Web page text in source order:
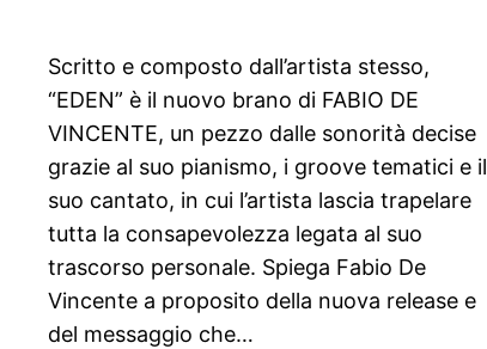
Scritto e composto dall’artista stesso,
“EDEN” è il nuovo brano di FABIO DE
VINCENTE, un pezzo dalle sonorità decise
grazie al suo pianismo, i groove tematici e il
suo cantato, in cui l’artista lascia trapelare
tutta la consapevolezza legata al suo
trascorso personale. Spiega Fabio De
Vincente a proposito della nuova release e
del messaggio che…